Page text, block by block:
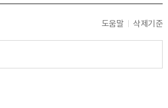
도움말 삭제기준